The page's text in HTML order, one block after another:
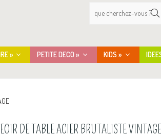
» PETITE DECO » KIDS »
DE TABLE ACIER BRUTALISTE VINTAGE